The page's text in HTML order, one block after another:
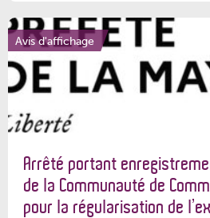
Avis d'affichage
Arrêté portant
de la Communauté de
pour la régularisation de